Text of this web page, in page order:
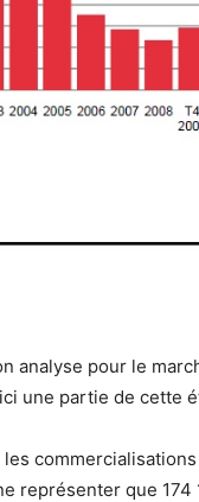
analyse pour le
une partie de cette
représenter que 174